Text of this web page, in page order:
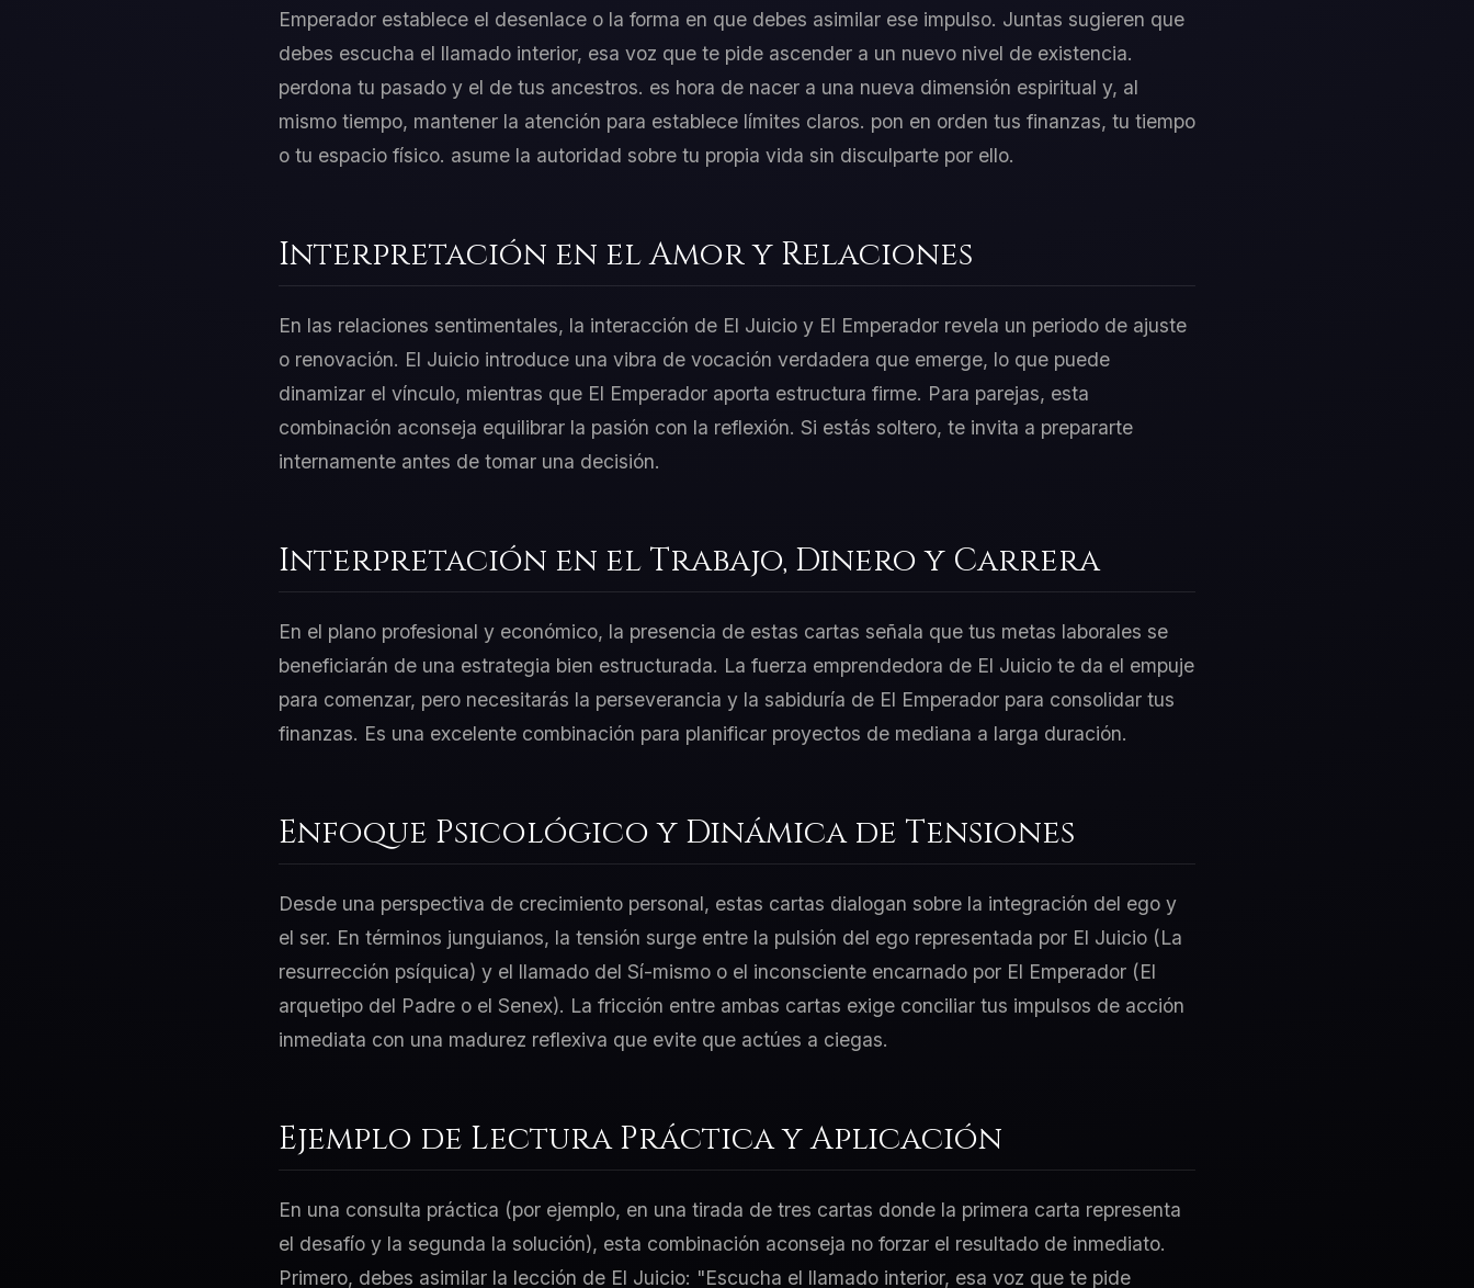
Emperador establece el desenlace o la forma en que debes asimilar ese impulso. Juntas sugieren que
debes escucha el llamado interior, esa voz que te pide ascender a un nuevo nivel de existencia.
perdona tu pasado y el de tus ancestros. es hora de nacer a una nueva dimensión espiritual y, al
mismo tiempo, mantener la atención para establece límites claros. pon en orden tus finanzas, tu tiempo
o tu espacio físico. asume la autoridad sobre tu propia vida sin disculparte por ello.
Interpretación en el Amor y Relaciones
En las relaciones sentimentales, la interacción de El Juicio y El Emperador revela un periodo de ajuste
o renovación. El Juicio introduce una vibra de vocación verdadera que emerge, lo que puede
dinamizar el vínculo, mientras que El Emperador aporta estructura firme. Para parejas, esta
combinación aconseja equilibrar la pasión con la reflexión. Si estás soltero, te invita a prepararte
internamente antes de tomar una decisión.
Interpretación en el Trabajo, Dinero y Carrera
En el plano profesional y económico, la presencia de estas cartas señala que tus metas laborales se
beneficiarán de una estrategia bien estructurada. La fuerza emprendedora de El Juicio te da el empuje
para comenzar, pero necesitarás la perseverancia y la sabiduría de El Emperador para consolidar tus
finanzas. Es una excelente combinación para planificar proyectos de mediana a larga duración.
Enfoque Psicológico y Dinámica de Tensiones
Desde una perspectiva de crecimiento personal, estas cartas dialogan sobre la integración del ego y
el ser. En términos junguianos, la tensión surge entre la pulsión del ego representada por El Juicio (La
resurrección psíquica) y el llamado del Sí-mismo o el inconsciente encarnado por El Emperador (El
arquetipo del Padre o el Senex). La fricción entre ambas cartas exige conciliar tus impulsos de acción
inmediata con una madurez reflexiva que evite que actúes a ciegas.
Ejemplo de Lectura Práctica y Aplicación
En una consulta práctica (por ejemplo, en una tirada de tres cartas donde la primera carta representa
el desafío y la segunda la solución), esta combinación aconseja no forzar el resultado de inmediato.
Primero, debes asimilar la lección de El Juicio: "Escucha el llamado interior, esa voz que te pide